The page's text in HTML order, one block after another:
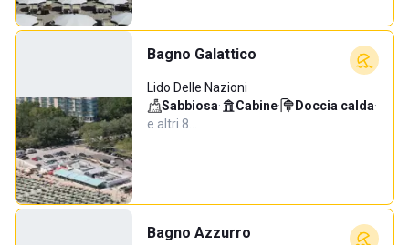
Bagno Galattico
Lido Delle Nazioni
Sabbiosa· Cabine· Doccia calda·
e altri 8…
Bagno Azzurro